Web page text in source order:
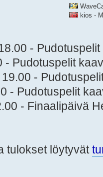
kios -
-
- Pudotuspelit
-
- Pudotuspelit
- Finaalipäivä
tulokset löytyvät